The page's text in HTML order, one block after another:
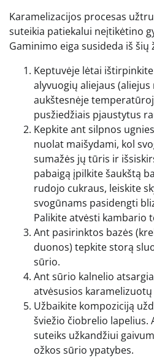
Karamelizacijos procesas
suteikia patiekalui neįtikėtino
Gaminimo eiga susideda iš šių
Keptuvėje lėtai
alyvuogių aliejaus
aukštesnėje
pusžiedžiais pjaustytus
Kepkite ant silpnos
nuolat maišydami, kol
sumažės jų tūris ir
pabaigą įpilkite šaukštą
rudojo cukraus, leiskite
svogūnams pasidengti
Palikite atvėsti kambario
Ant pasirinktos bazės
duonos) tepkite storą
sūrio.
Ant sūrio kalnelio
atvėsusios
Užbaikite kompoziciją
šviežio čiobrelio lapelius.
suteiks užkandžiui
ožkos sūrio ypatybes.